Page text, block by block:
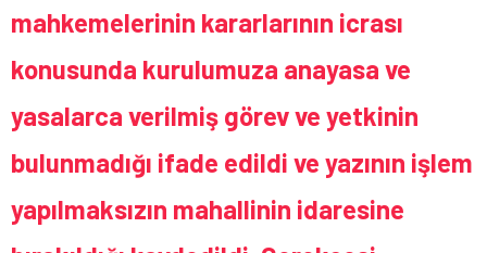
mahkemelerinin kararlarının icrası
konusunda kurulumuza anayasa ve
yasalarca verilmiş görev ve yetkinin
bulunmadığı ifade edildi ve yazının işlem
yapılmaksızın mahallinin idaresine